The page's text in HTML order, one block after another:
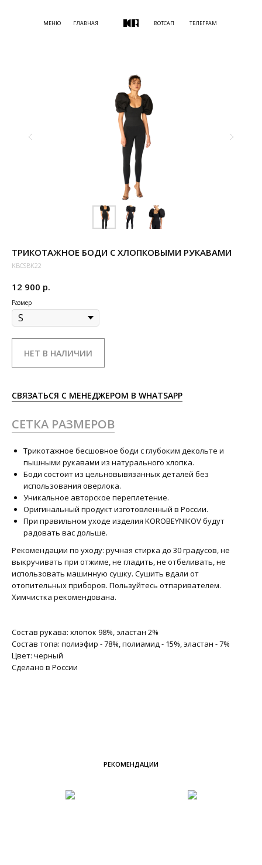
ВОТСАП ТЕЛЕГРАМ
МЕНЮ ГЛАВНАЯ
ТРИКОТАЖНОЕ БОДИ С ХЛОПКОВЫМИ РУКАВАМИ
KBCSBK22
12 900 р.
Размер
НЕТ В НАЛИЧИИ
СВЯЗАТЬСЯ С МЕНЕДЖЕРОМ В WHATSAPP
СЕТКА РАЗМЕРОВ
Трикотажное бесшовное боди с глубоким декольте и
пышными рукавами из натурального хлопка.
Боди состоит из цельновывязанных деталей без
использования оверлока.
Уникальное авторское переплетение.
Оригинальный продукт изготовленный в России.
При правильном уходе изделия KOROBEYNIKOV будут
радовать вас дольше.
Рекомендации по уходу: ручная стирка до 30 градусов, не
выкручивать при отжиме, не гладить, не отбеливать, не
использовать машинную сушку. Сушить вдали от
отопительных приборов. Пользуйтесь отпаривателем.
Химчистка рекомендована.
Состав рукава: хлопок 98%, эластан 2%
Состав топа: полиэфир - 78%, полиамид - 15%, эластан - 7%
Цвет: черный
Сделано в России
РЕКОМЕНДАЦИИ